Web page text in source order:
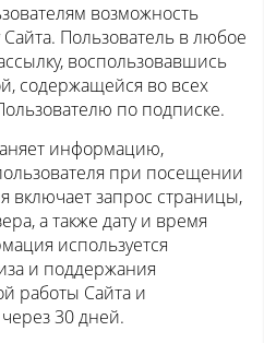
возможность
Пользователь в любое
воспользовавшись
содержащейся во всех
по подписке.
информацию,
при посещении
включает запрос страницы,
а также дату и время
используется
и поддержания
работы Сайта и
30 дней.